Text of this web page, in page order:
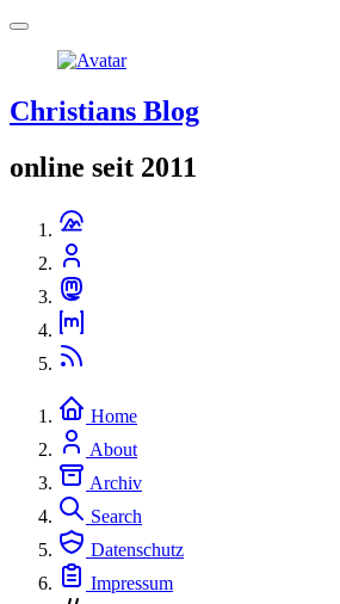
Christians Blog
online seit 2011
Home
About
Archiv
Search
Datenschutz
Impressum